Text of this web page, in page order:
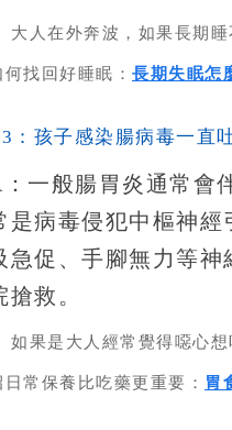
大人在外奔波，如果長期
何找回好睡眠： 長期失眠怎
：孩子感染腸病毒一直
一般腸胃炎通常會
是病毒侵犯中樞神
急促、手腳無力等
搶救。
如果是大人經常覺得噁心
日常保養比吃藥更重要： 胃